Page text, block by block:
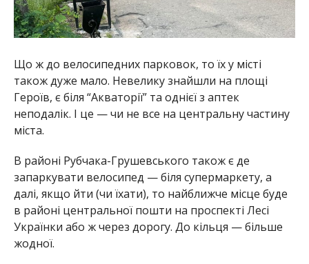
Що ж до велосипедних парковок, то їх у місті
також дуже мало. Невелику знайшли на площі
Героїв, є біля “Акваторії” та однієї з аптек
неподалік. І це — чи не все на центральну частину
міста.
В районі Рубчака-Грушевського також є де
запаркувати велосипед — біля супермаркету, а
далі, якщо йти (чи їхати), то найближче місце буде
в районі центральної пошти на проспекті Лесі
Українки або ж через дорогу. До кільця — більше
жодної.